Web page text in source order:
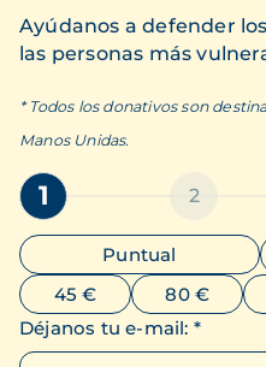
Ayúdanos a defender
las personas más
* Todos los donativos son
Manos Unidas.
1 2
Puntual
45 €
80 €
Déjanos tu e-mail: *